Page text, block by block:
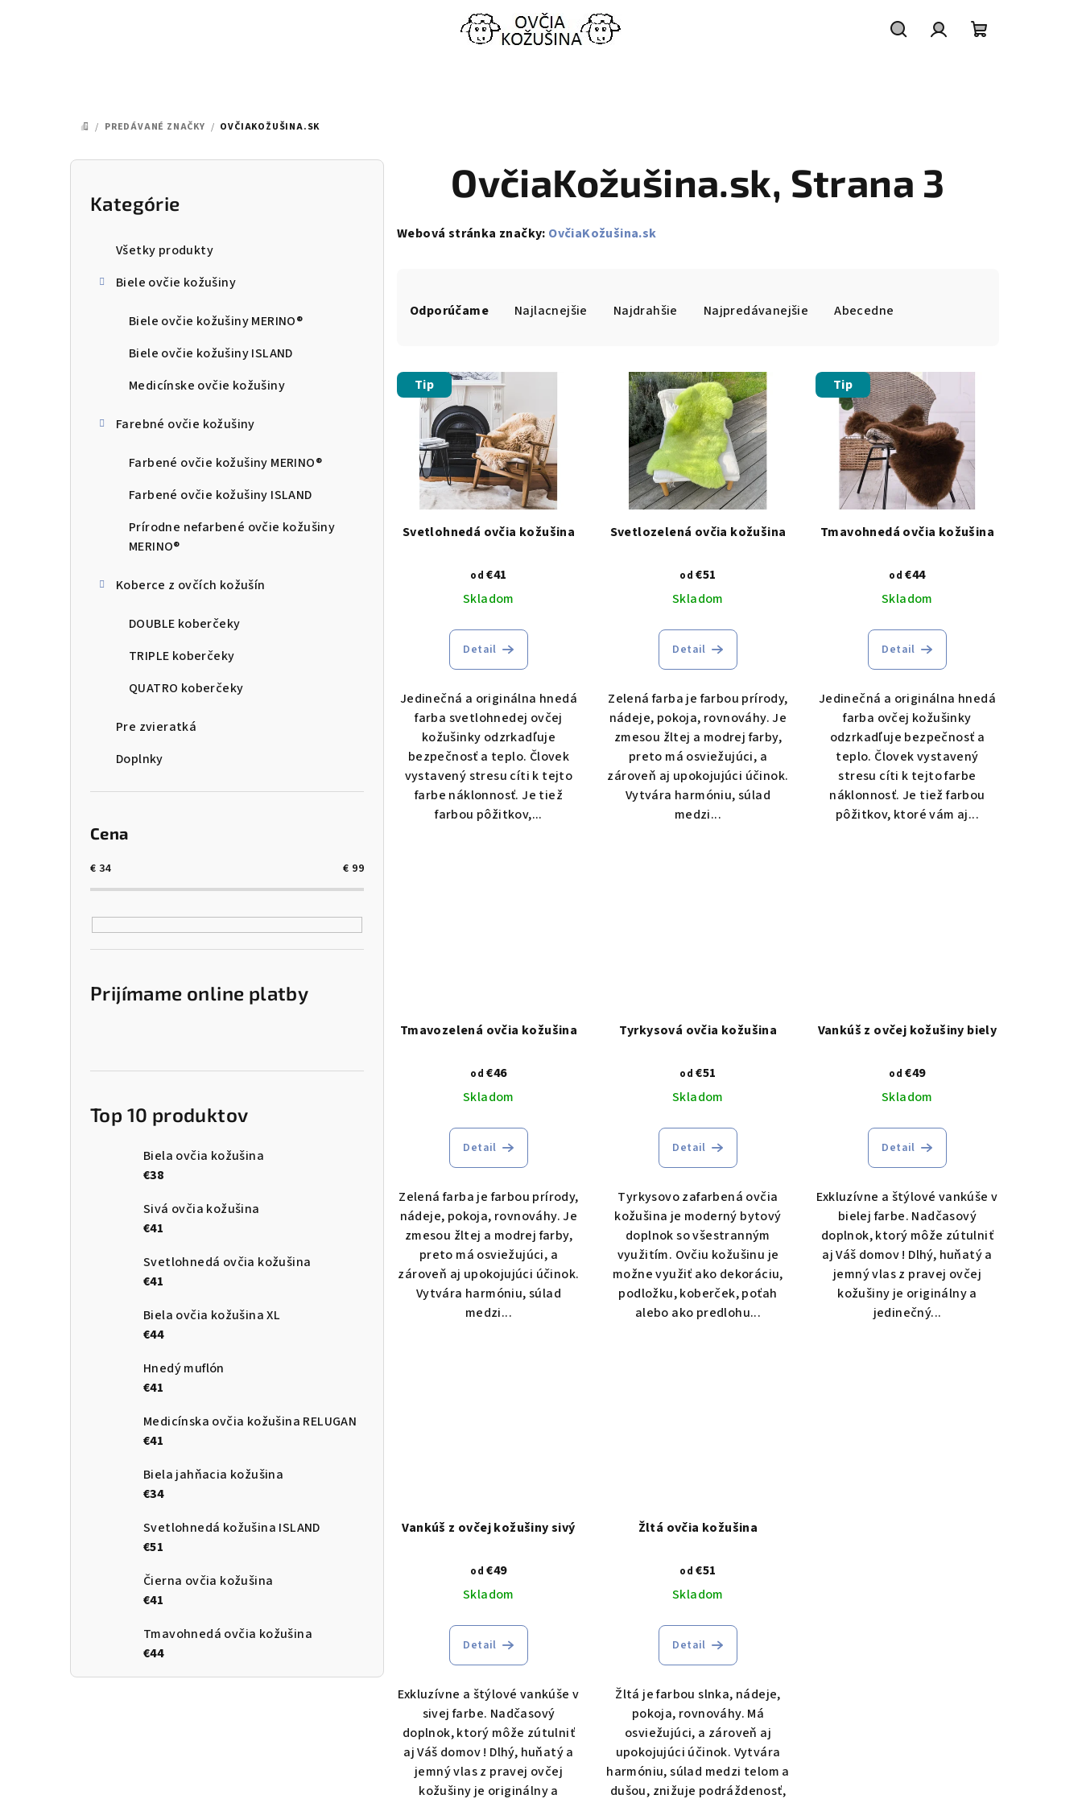
DOMOV
/ PREDÁVANÉ ZNAČKY / OVČIAKOŽUŠINA.SK
B
Preskočiť
kategórie
Kategórie
Všetky produkty
Biele ovčie kožušiny
Biele ovčie kožušiny MERINO®
Biele ovčie kožušiny ISLAND
Medicínske ovčie kožušiny
Farebné ovčie kožušiny
Farbené ovčie kožušiny MERINO®
Farbené ovčie kožušiny ISLAND
Prírodne nefarbené ovčie kožušiny
MERINO®
Koberce z ovčích kožušín
DOUBLE koberčeky
TRIPLE koberčeky
QUATRO koberčeky
Pre zvieratká
Doplnky
Cena
€ 34 € 99
Prijímame online platby
Top 10 produktov
Biela ovčia kožušina
€38
Sivá ovčia kožušina
€41
Svetlohnedá ovčia kožušina
€41
Biela ovčia kožušina XL
€44
Hnedý muflón
€41
Medicínska ovčia kožušina RELUGAN
€41
Biela jahňacia kožušina
€34
Svetlohnedá kožušina ISLAND
€51
Čierna ovčia kožušina
€41
Tmavohnedá ovčia kožušina
€44
OvčiaKožušina.sk, Strana 3
Webová stránka značky: OvčiaKožušina.sk
a
e
r
t
v
Odporúčame Najlacnejšie Najdrahšie Najpredávanejšie Abecedne
V
ý
p
t
v
Tip
Svetlohnedá ovčia kožušina
od €41
Skladom
Detail
Jedinečná a originálna hnedá
farba svetlohnedej ovčej
kožušinky odzrkadľuje
bezpečnosť a teplo. Človek
vystavený stresu cíti k tejto
farbe náklonnosť. Je tiež
farbou pôžitkov,...
Svetlozelená ovčia kožušina
od €51
Skladom
Detail
Zelená farba je farbou prírody,
nádeje, pokoja, rovnováhy. Je
zmesou žltej a modrej farby,
preto má osviežujúci, a
zároveň aj upokojujúci účinok.
Vytvára harmóniu, súlad
medzi...
Tip
Tmavohnedá ovčia kožušina
od €44
Skladom
Detail
Jedinečná a originálna hnedá
farba ovčej kožušinky
odzrkadľuje bezpečnosť a
teplo. Človek vystavený
stresu cíti k tejto farbe
náklonnosť. Je tiež farbou
pôžitkov, ktoré vám aj...
Tmavozelená ovčia kožušina
od €46
Skladom
Detail
Zelená farba je farbou prírody,
nádeje, pokoja, rovnováhy. Je
zmesou žltej a modrej farby,
preto má osviežujúci, a
zároveň aj upokojujúci účinok.
Vytvára harmóniu, súlad
medzi...
Tyrkysová ovčia kožušina
od €51
Skladom
Detail
Tyrkysovo zafarbená ovčia
kožušina je moderný bytový
doplnok so všestranným
využitím. Ovčiu kožušinu je
možne využiť ako dekoráciu,
podložku, koberček, poťah
alebo ako predlohu...
Vankúš z ovčej kožušiny biely
od €49
Skladom
Detail
Exkluzívne a štýlové vankúše v
bielej farbe. Nadčasový
doplnok, ktorý môže zútulniť
aj Váš domov ! Dlhý, huňatý a
jemný vlas z pravej ovčej
kožušiny je originálny a
jedinečný...
Vankúš z ovčej kožušiny sivý
od €49
Skladom
Detail
Exkluzívne a štýlové vankúše v
sivej farbe. Nadčasový
doplnok, ktorý môže zútulniť
aj Váš domov ! Dlhý, huňatý a
jemný vlas z pravej ovčej
kožušiny je originálny a
Žltá ovčia kožušina
od €51
Skladom
Detail
Žltá je farbou slnka, nádeje,
pokoja, rovnováhy. Má
osviežujúci, a zároveň aj
upokojujúci účinok. Vytvára
harmóniu, súlad medzi telom a
dušou, znižuje podráždenosť,